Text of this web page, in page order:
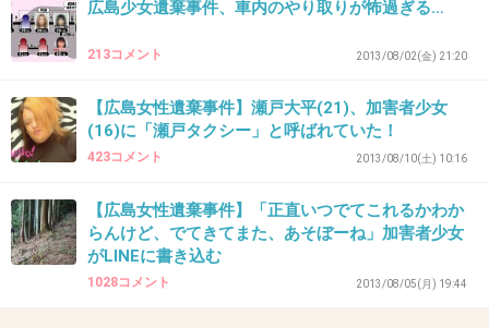
+15
38. 匿名2013/07/14(日) 18:03:27
広島の灰ケ峰は車で行って街の夜景を見に行く
「夜景見に行こう」とでも言って誘ったんじゃ
ないかな。。。
カップルとかでもよく行くところだから、殺人
広島少女遺棄事件、車内のやり取りが怖過ぎる…
213コメント 2013/08/02(金) 21:20
【広島女性遺棄事件】瀬戸大平(21)、加害者少女
(16)に「瀬戸タクシー」と呼ばれていた！
423コメント 2013/08/10(土) 10:16
【広島女性遺棄事件】「正直いつでてこれるかわか
らんけど、でてきてまた、あそぼーね」加害者少女
がLINEに書き込む
1028コメント 2013/08/05(月) 19:44